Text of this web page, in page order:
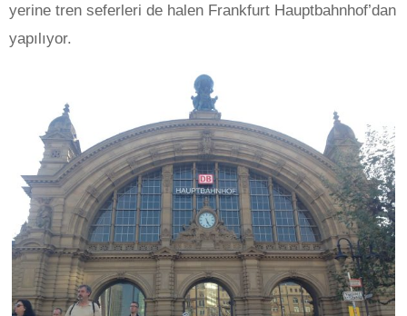
yerine tren seferleri de halen Frankfurt Hauptbahnhof’dan
yapılıyor.